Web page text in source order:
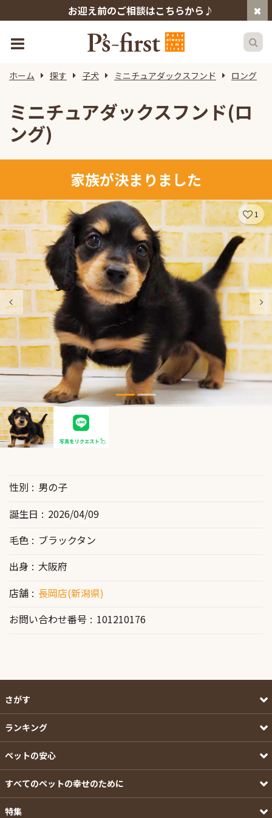
お迎え前のご相談はこちらから♪
ホーム 探す 子犬 ミニチュアダックスフンド ロング
ミニチュアダックスフンド(ロ
ング)
家族が決まりました
1
性別
男の子
誕生日
2026/04/09
毛色
ブラックタン
出身
大阪府
店舗
長岡店(新潟県)
お問い合わせ番号
101210176
さがす
ランキング
ペットの安心
すべてのペットの幸せのために
特集